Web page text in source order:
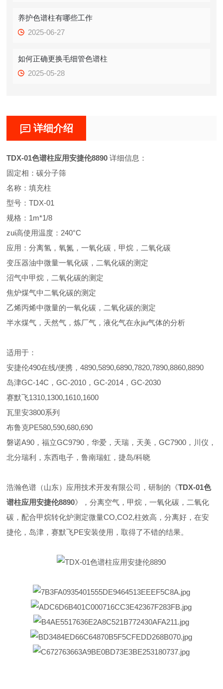
养护色谱柱有哪些工作
2025-06-27
如何正确更换毛细管色谱柱
2025-05-28
详细介绍
TDX-01色谱柱应用安捷伦8890 详细信息：
固定相：碳分子筛
名称：填充柱
型号：TDX-01
规格：1m*1/8
zui高使用温度：240°C
应用：分离氢，氧氮，一氧化碳，甲烷，二氧化碳
变压器油中微量一氧化碳，二氧化碳的测定
沼气中甲烷，二氧化碳的测定
焦炉煤气中二氧化碳的测定
乙烯丙烯中微量的一氧化碳，二氧化碳的测定
半水煤气，天然气，炼厂气，液化气在永jiu气体的分析
适用于：
安捷伦490在线/便携，4890,5890,6890,7820,7890,8860,8890
岛津GC-14C，GC-2010，GC-2014，GC-2030
赛默飞1310,1300,1610,1600
瓦里安3800系列
布鲁克PE580,590,680,690
磐诺A90，福立GC9790，华爱，天瑞，天美，GC7900，川仪，
北分瑞利，东西电子，鲁南瑞虹，捷岛/科晓
浩瀚色谱（山东）应用技术开发有限公司，研制的《TDX-01色
谱柱应用安捷伦8890》，分离空气，甲烷，一氧化碳，二氧化
碳，配合甲烷转化炉测定微量CO,CO2,柱效高，分离好，在安
捷伦，岛津，赛默飞PE安装使用，取得了不错的结果。